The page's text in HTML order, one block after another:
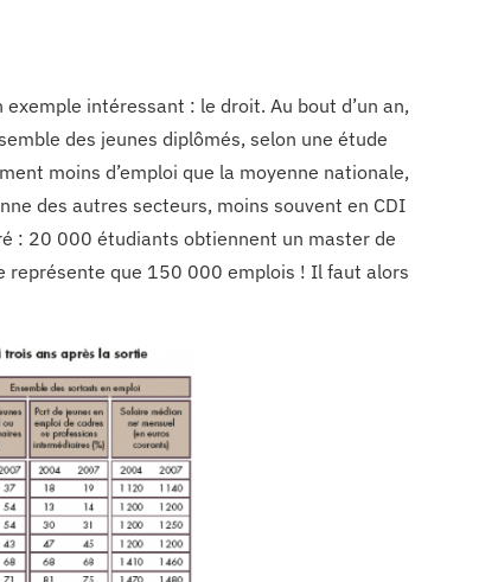
intéressant : le droit. Au bout d’un an,
des jeunes diplômés, selon une étude
moins d’emploi que la moyenne nationale,
des autres secteurs, moins souvent en CDI
: 20 000 étudiants obtiennent un master de
représente que 150 000 emplois ! Il faut alors